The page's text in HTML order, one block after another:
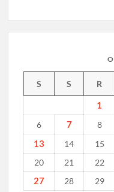
S S R
1
6
7 8
13 14 15
20
21 22
27 28 29